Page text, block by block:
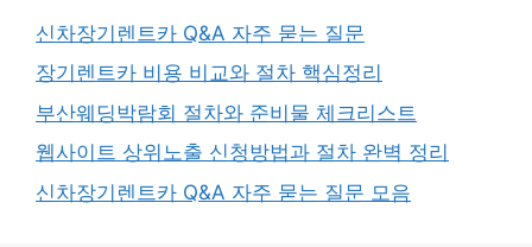
신차장기렌트카 Q&A 자주 묻는 질문
장기렌트카 비용 비교와 절차 핵심정리
부산웨딩박람회 절차와 준비물 체크리스트
웹사이트 상위노출 신청방법과 절차 완벽 정리
신차장기렌트카 Q&A 자주 묻는 질문 모음